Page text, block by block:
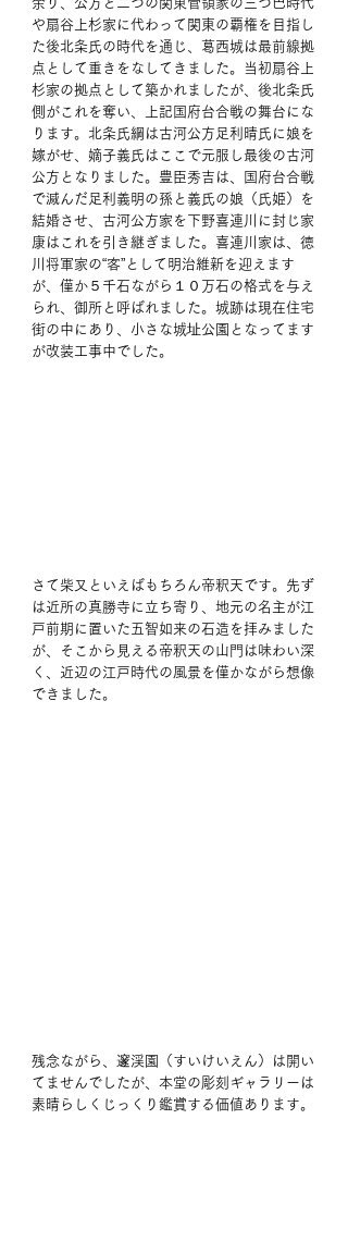
余り、公方と二つの関東管領家の三つ巴時代
や扇谷上杉家に代わって関東の覇権を目指し
た後北条氏の時代を通じ、葛西城は最前線拠
点として重きをなしてきました。当初扇谷上
杉家の拠点として築かれましたが、後北条氏
側がこれを奪い、上記国府台合戦の舞台にな
ります。北条氏綱は古河公方足利晴氏に娘を
嫁がせ、嫡子義氏はここで元服し最後の古河
公方となりました。豊臣秀吉は、国府台合戦
で滅んだ足利義明の孫と義氏の娘（氏姫）を
結婚させ、古河公方家を下野喜連川に封じ家
康はこれを引き継ぎました。喜連川家は、徳
川将軍家の“客”として明治維新を迎えます
が、僅か５千石ながら１０万石の格式を与え
られ、御所と呼ばれました。城跡は現在住宅
街の中にあり、小さな城址公園となってます
が改装工事中でした。
さて柴又といえばもちろん帝釈天です。先ず
は近所の真勝寺に立ち寄り、地元の名主が江
戸前期に置いた五智如来の石造を拝みました
が、そこから見える帝釈天の山門は味わい深
く、近辺の江戸時代の風景を僅かながら想像
できました。
残念ながら、邃渓園（すいけいえん）は開い
てませんでしたが、本堂の彫刻ギャラリーは
素晴らしくじっくり鑑賞する価値あります。